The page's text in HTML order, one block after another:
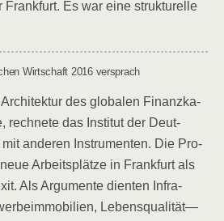
Frank­furt. Es war eine struk­tu­rel­le
Wirt­schaft 2016 versprach
des glo­ba­len Finanz­ka­
rech­ne­te das Insti­tut der Deut­
ande­ren Instru­men­ten. Die Pro­
Arbeits­plät­ze in Frank­furt als
Als Argu­men­te dien­ten Infra­
Lebensqualität—